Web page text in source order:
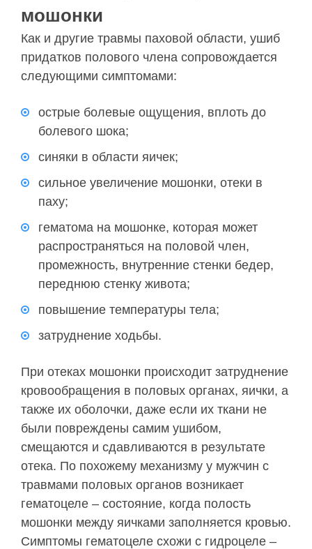
мошонки
Как и другие травмы паховой области, ушиб
придатков полового члена сопровождается
следующими симптомами:
острые болевые ощущения, вплоть до
болевого шока;
синяки в области яичек;
сильное увеличение мошонки, отеки в
паху;
гематома на мошонке, которая может
распространяться на половой член,
промежность, внутренние стенки бедер,
переднюю стенку живота;
повышение температуры тела;
затруднение ходьбы.
При отеках мошонки происходит затруднение
кровообращения в половых органах, яички, а
также их оболочки, даже если их ткани не
были повреждены самим ушибом,
смещаются и сдавливаются в результате
отека. По похожему механизму у мужчин с
травмами половых органов возникает
гематоцеле – состояние, когда полость
мошонки между яичками заполняется кровью.
Симптомы гематоцеле схожи с гидроцеле –